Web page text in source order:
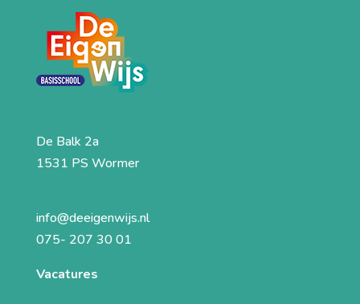
De Balk 2a
1531 PS Wormer
info@deeigenwijs.nl
075- 207 30 01
Vacatures